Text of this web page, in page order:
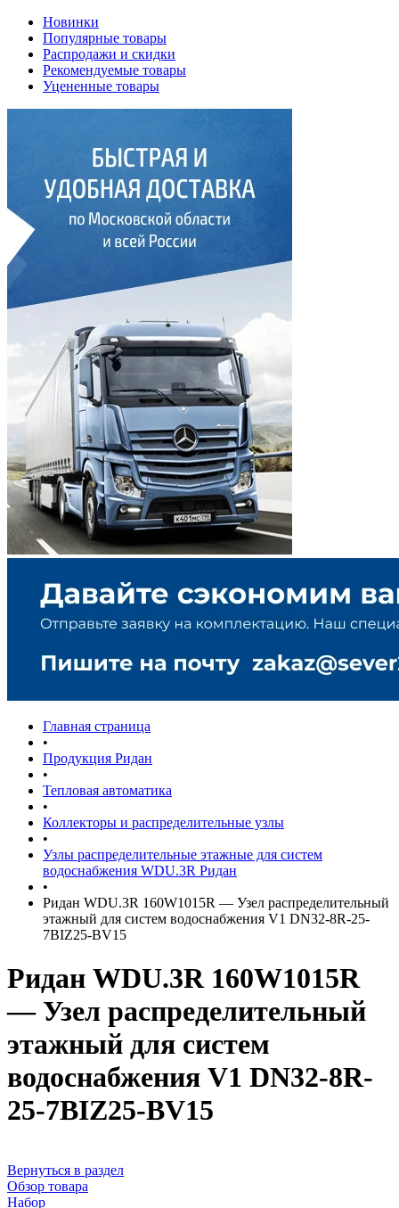
Новинки
Популярные товары
Распродажи и скидки
Рекомендуемые товары
Уцененные товары
Главная страница
•
Продукция Ридан
•
Тепловая автоматика
•
Коллекторы и распределительные узлы
•
Узлы распределительные этажные для систем
водоснабжения WDU.3R Ридан
•
Ридан WDU.3R 160W1015R — Узел распределительный
этажный для систем водоснабжения V1 DN32-8R-25-
7BIZ25-BV15
Ридан WDU.3R 160W1015R
— Узел распределительный
этажный для систем
водоснабжения V1 DN32-8R-
25-7BIZ25-BV15
Вернуться в раздел
Обзор товара
Набор